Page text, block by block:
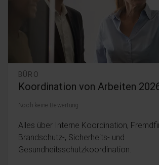
BÜRO
Koordination von Arbeiten
Noch keine Bewertung
Alles über Interne Koordination,
Brandschutz-, Sicherheits- und
Gesundheitsschutzkoordination.